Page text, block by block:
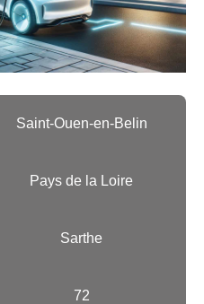
Saint-Ouen-en-Belin
Pays de la Loire
Sarthe
72